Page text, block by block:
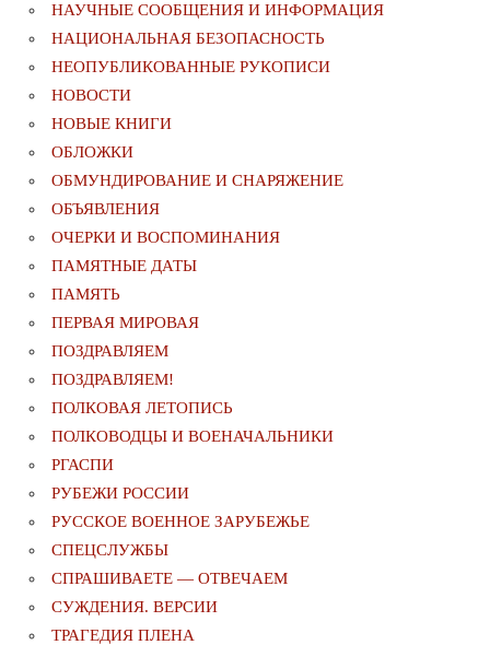
НАУЧНЫЕ СООБЩЕНИЯ И ИНФОРМАЦИЯ
НАЦИОНАЛЬНАЯ БЕЗОПАСНОСТЬ
НЕОПУБЛИКОВАННЫЕ РУКОПИСИ
НОВОСТИ
НОВЫЕ КНИГИ
ОБЛОЖКИ
ОБМУНДИРОВАНИЕ И СНАРЯЖЕНИЕ
ОБЪЯВЛЕНИЯ
ОЧЕРКИ И ВОСПОМИНАНИЯ
ПАМЯТНЫЕ ДАТЫ
ПАМЯТЬ
ПЕРВАЯ МИРОВАЯ
ПОЗДРАВЛЯЕМ
ПОЗДРАВЛЯЕМ!
ПОЛКОВАЯ ЛЕТОПИСЬ
ПОЛКОВОДЦЫ И ВОЕНАЧАЛЬНИКИ
РГАСПИ
РУБЕЖИ РОССИИ
РУССКОЕ ВОЕННОЕ ЗАРУБЕЖЬЕ
СПЕЦСЛУЖБЫ
СПРАШИВАЕТЕ — ОТВЕЧАЕМ
СУЖДЕНИЯ. ВЕРСИИ
ТРАГЕДИЯ ПЛЕНА